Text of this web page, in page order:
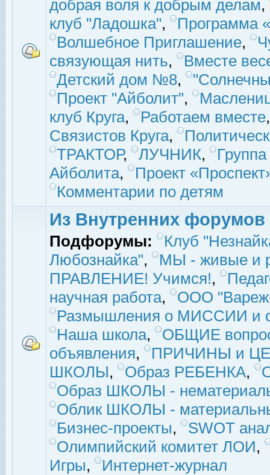
добрая воля к добрым делам,
клуб "Ладошка",
Программа
Волшебное Приглашение,
связующая нить,
Вместе
Детский дом №8,
Проект "Айболит",
клуб Круга, Работаем вместе
Связистов Круга,
ТРАКТОР, ЛУЧНИК,
Айболита,
Проект
Комментарии по детям
Из Внутренних форумов
Подфорумы:
Клуб
Любознайка",
МЫ - живые и
ПРАВЛЕНИЕ! Учимся!,
научная работа,
ООО
Размышления о МИССИИ и
Наша школа,
ОБЩИЕ
объявления,
ПРИЧИНЫ и
ШКОЛЫ, Образ РЕБЕНКА,
Образ ШКОЛЫ -
Облик ШКОЛЫ -
Бизнес-проекты,
SWOT
Олимпийский комитет ЛОИ,
Игры, Интернет-журнал